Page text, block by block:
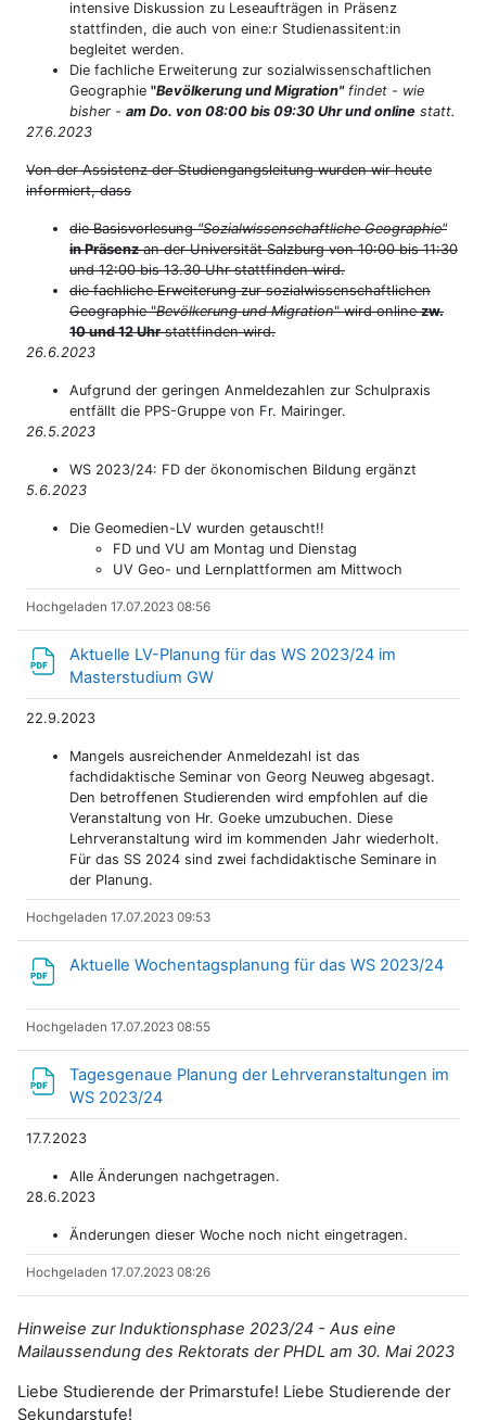
intensive Diskussion zu Leseaufträgen in Präsenz
stattfinden, die auch von eine:r Studienassitent:in
begleitet werden.
Die fachliche Erweiterung zur sozialwissenschaftlichen
Geographie "Bevölkerung und Migration"findet - wie
bisher - am Do. von 08:00 bis 09:30 Uhr und online statt.
27.6.2023
Von der Assistenz der Studiengangsleitung wurden wir heute
informiert, dass
die Basisvorlesung"Sozialwissenschaftliche Geographie"
in Präsenzan der Universität Salzburg von 10:00 bis 11:30
und 12:00 bis 13.30 Uhr stattfinden wird.
die fachliche Erweiterung zur sozialwissenschaftlichen
Geographie "Bevölkerung und Migration" wird onlinezw.
10 und 12 Uhrstattfinden wird.
26.6.2023
Aufgrund der geringen Anmeldezahlen zur Schulpraxis
entfällt die PPS-Gruppe von Fr. Mairinger.
26.5.2023
WS 2023/24: FD der ökonomischen Bildung ergänzt
5.6.2023
Die Geomedien-LV wurden getauscht!!
FD und VU am Montag und Dienstag
UV Geo- und Lernplattformen am Mittwoch
Hochgeladen 17.07.2023 08:56
Aktuelle LV-Planung für das WS 2023/24 im
Masterstudium GW
22.9.2023
Mangels ausreichender Anmeldezahl ist das
fachdidaktische Seminar von Georg Neuweg abgesagt.
Den betroffenen Studierenden wird empfohlen auf die
Veranstaltung von Hr. Goeke umzubuchen. Diese
Lehrveranstaltung wird im kommenden Jahr wiederholt.
Für das SS 2024 sind zwei fachdidaktische Seminare in
der Planung.
Hochgeladen 17.07.2023 09:53
Aktuelle Wochentagsplanung für das WS 2023/24Datei
Hochgeladen 17.07.2023 08:55
Tagesgenaue Planung der Lehrveranstaltungen im
WS 2023/24
17.7.2023
Alle Änderungen nachgetragen.
28.6.2023
Änderungen dieser Woche noch nicht eingetragen.
Hochgeladen 17.07.2023 08:26
Hinweise zur Induktionsphase 2023/24 - Aus eine
Mailaussendung des Rektorats der PHDL am 30. Mai 2023
Liebe Studierende der Primarstufe! Liebe Studierende der
Sekundarstufe!